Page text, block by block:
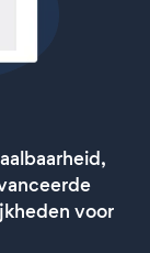
voor